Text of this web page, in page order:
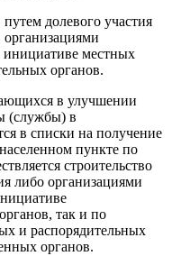
долевого участия
местных
органов.
в улучшении
(службы) в
в списки на получение
пункте по
строительство
либо организациями
так и по
и распорядительных
органов.